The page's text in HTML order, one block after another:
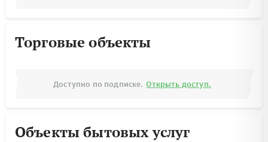
Торговые объекты
Доступно по подписке. Открыть доступ.
Объекты бытовых услуг